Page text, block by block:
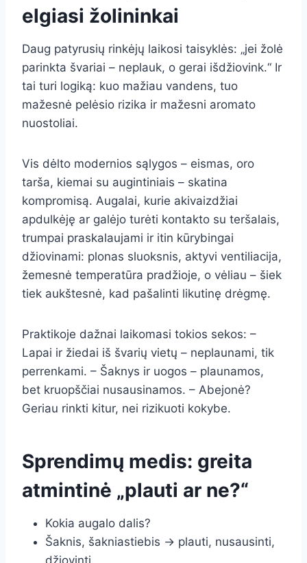
elgiasi žolininkai
Daug patyrusių rinkėjų laikosi taisyklės: „jei žolė
parinkta švariai – neplauk, o gerai išdžiovink.“ Ir
tai turi logiką: kuo mažiau vandens, tuo
mažesnė pelėsio rizika ir mažesni aromato
nuostoliai.
Vis dėlto modernios sąlygos – eismas, oro
tarša, kiemai su augintiniais – skatina
kompromisą. Augalai, kurie akivaizdžiai
apdulkėję ar galėjo turėti kontakto su teršalais,
trumpai praskalaujami ir itin kūrybingai
džiovinami: plonas sluoksnis, aktyvi ventiliacija,
žemesnė temperatūra pradžioje, o vėliau – šiek
tiek aukštesnė, kad pašalinti likutinę drėgmę.
Praktikoje dažnai laikomasi tokios sekos: –
Lapai ir žiedai iš švarių vietų – neplaunami, tik
perrenkami. – Šaknys ir uogos – plaunamos,
bet kruopščiai nusausinamos. – Abejonė?
Geriau rinkti kitur, nei rizikuoti kokybe.
Sprendimų medis: greita
atmintinė „plauti ar ne?“
Kokia augalo dalis?
Šaknis, šakniastiebis → plauti, nusausinti,